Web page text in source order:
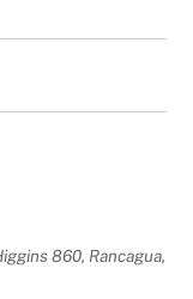
860, Rancagua,